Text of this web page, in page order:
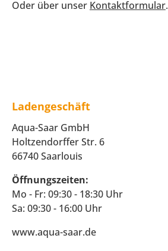
Oder über unser Kontaktformular.
Ladengeschäft
Aqua-Saar GmbH
Holtzendorffer Str. 6
66740 Saarlouis
Öffnungszeiten:
Mo - Fr: 09:30 - 18:30 Uhr
Sa: 09:30 - 16:00 Uhr
www.aqua-saar.de